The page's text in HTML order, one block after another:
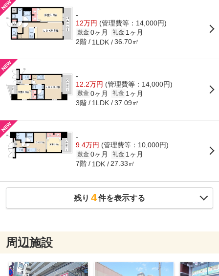
-
12万円 (管理費等：14,000円)
敷金 0ヶ月 礼金 1ヶ月
2階 1LDK 36.70㎡
-
12.2万円 (管理費等：14,000円)
敷金 0ヶ月 礼金 1ヶ月
3階 1LDK 37.09㎡
-
9.4万円 (管理費等：10,000円)
敷金 0ヶ月 礼金 1ヶ月
7階 1DK 27.33㎡
残り 4件を表示する
周辺施設